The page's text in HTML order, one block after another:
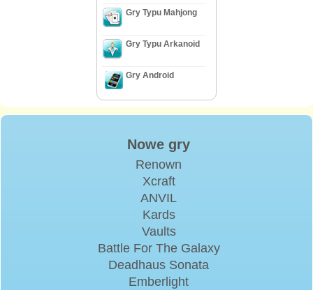
Gry Typu Mahjong
Gry Typu Arkanoid
Gry Android
Nowe gry
Renown
Xcraft
ANVIL
Kards
Vaults
Battle For The Galaxy
Deadhaus Sonata
Emberlight